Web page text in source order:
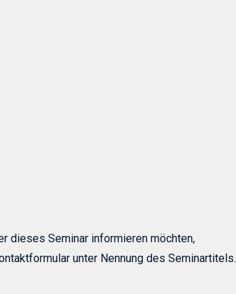
dieses Seminar informieren möchten,
unter Nennung des Seminartitels.